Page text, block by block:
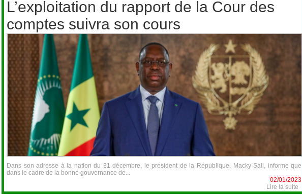
L’exploitation du rapport de la Cour des
comptes suivra son cours
Dans son adresse à la nation du 31 décembre, le président de la République, Macky Sall, informe que
dans le cadre de la bonne gouvernance de...
02/01/2023
Lire la suite